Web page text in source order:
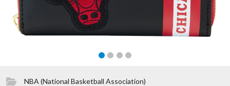
NBA (National Basketball Association)